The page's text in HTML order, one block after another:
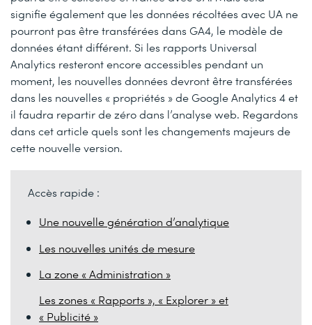
signifie également que les données récoltées avec UA ne
pourront pas être transférées dans GA4, le modèle de
données étant différent. Si les rapports Universal
Analytics resteront encore accessibles pendant un
moment, les nouvelles données devront être transférées
dans les nouvelles « propriétés » de Google Analytics 4 et
il faudra repartir de zéro dans l’analyse web. Regardons
dans cet article quels sont les changements majeurs de
cette nouvelle version.
Accès rapide :
Une nouvelle génération d’analytique
Les nouvelles unités de mesure
La zone « Administration »
Les zones « Rapports », « Explorer » et
« Publicité »